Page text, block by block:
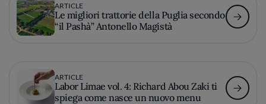
ARTICLE
Le migliori trattorie della Puglia secondo
“il Pashà” Antonello Magistà
ARTICLE
Labor Limae vol. 4: Richard Abou Zaki ti
spiega come nasce un nuovo menu